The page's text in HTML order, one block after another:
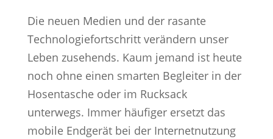
Die neuen Medien und der rasante
Technologiefortschritt verändern unser
Leben zusehends. Kaum jemand ist heute
noch ohne einen smarten Begleiter in der
Hosentasche oder im Rucksack
unterwegs. Immer häufiger ersetzt das
mobile Endgerät bei der Internetnutzung